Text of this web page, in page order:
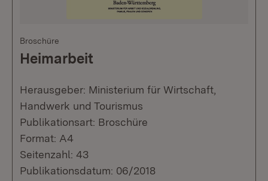
Broschüre
Heimarbeit
Herausgeber: Ministerium für Wirtschaft,
Handwerk und Tourismus
Publikationsart: Broschüre
Format: A4
Seitenzahl: 43
Publikationsdatum: 06/2018